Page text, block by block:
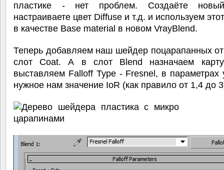
пластике - нет проблем. Создаёте
настраиваете цвет Diffuse и т.д. и используем
в качестве Base material в новом VrayBlend.
Теперь добавляем наш шейдер поцарапанных
слот Coat. А в слот Blend назначаем
выставляем Falloff Type - Fresnel, в параметрах
нужное нам значение IoR (как правило от 1,4 до